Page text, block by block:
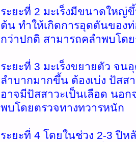
ระยะที่ 2 มะเร็งมีขนาดให
ต้น ทำให้เกิดการอุดตันของ
กว่าปกติ สามารถคลำพบโด
ระยะที่ 3 มะเร็งขยายตัว จ
ลำบากมากขึ้น ต้องเบ่ง ปัสส
อาจมีปัสสาวะเป็นเลือด นอ
พบโดยตรวจทางทวารหนัก
ระยะที่ 4 โดยในช่วง 2-3 ปีห